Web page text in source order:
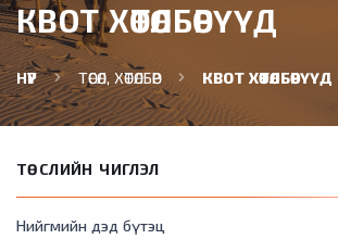
КВОТ ХӨТӨЛБӨРҮҮД
НҮҮР ТӨСӨЛ, ХӨТӨЛБӨР КВОТ ХӨТӨЛБӨРҮҮД
ТӨСЛИЙН ЧИГЛЭЛ
Нийгмийн дэд бүтэц